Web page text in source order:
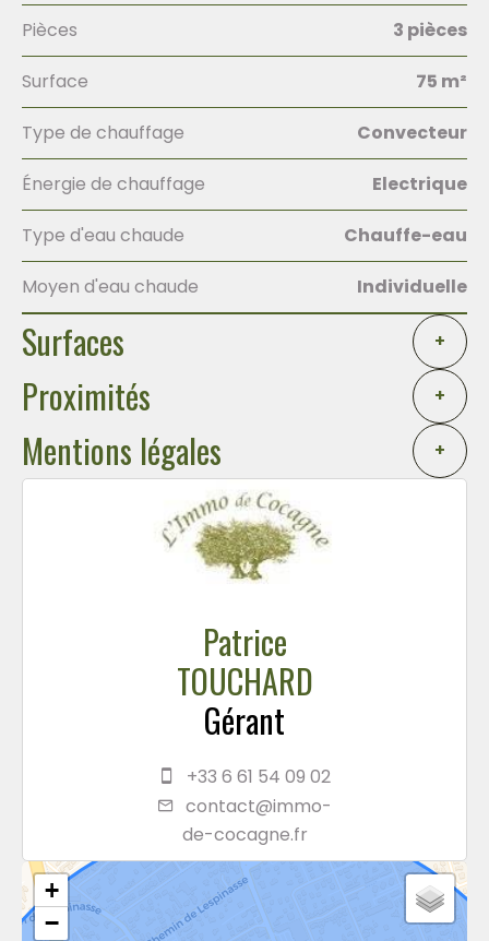
Pièces 3 pièces
Surface 75 m²
Type de chauffage Convecteur
Énergie de chauffage Electrique
Type d'eau chaude Chauffe-eau
Moyen d'eau chaude Individuelle
Surfaces +
Proximités +
Mentions légales +
Patrice
TOUCHARD
Gérant
+33 6 61 54 09 02
contact@immo-
de-cocagne.fr
+
−